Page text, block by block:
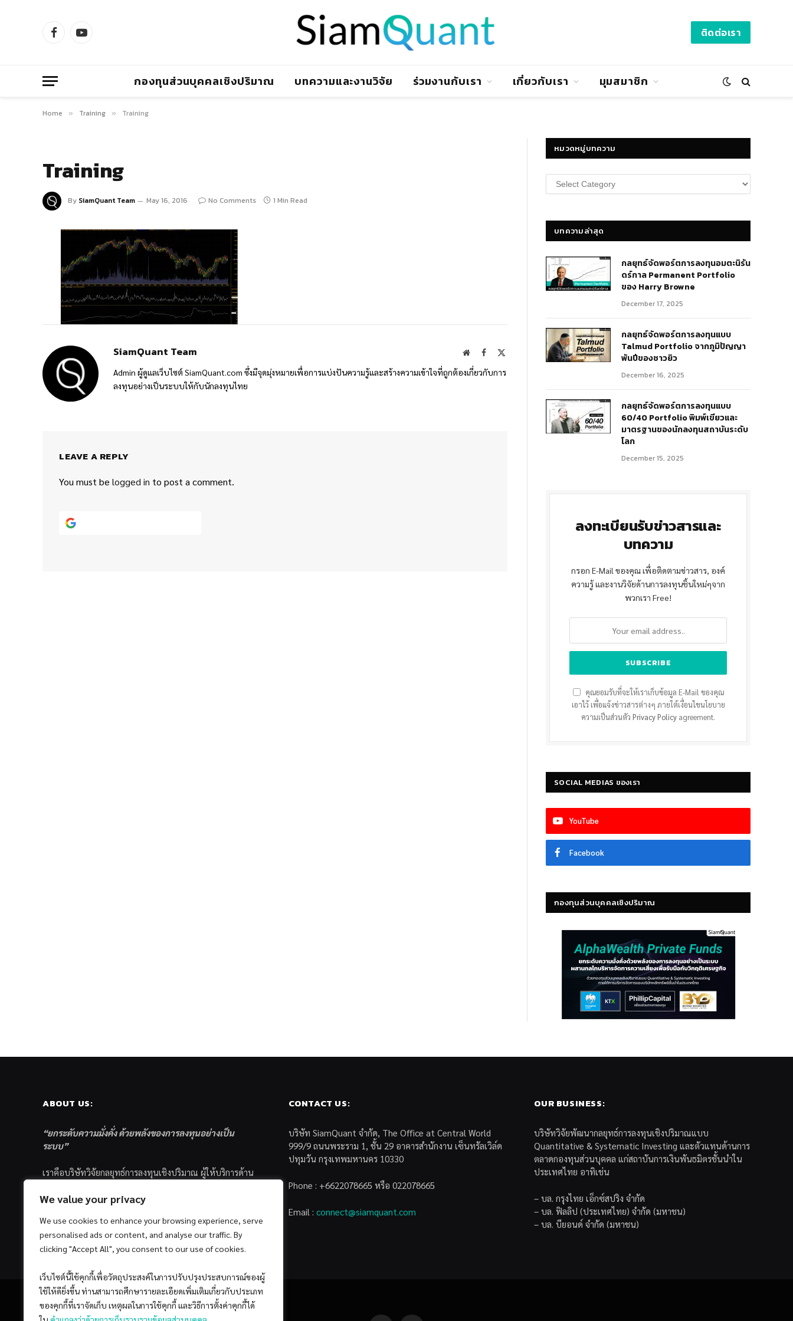
We value your privacy
We use cookies to enhance your browsing experience, serve
personalised ads or content, and analyse our traffic. By
clicking "Accept All", you consent to our use of cookies.
เว็บไซต์นี้ใช้คุกกี้เพื่อวัตถุประสงค์ในการปรับปรุงประสบการณ์ของผู้
ใช้ให้ดียิ่งขึ้น ท่านสามารถศึกษารายละเอียดเพิ่มเติมเกี่ยวกับประเภท
ของคุกกี้ที่เราจัดเก็บ เหตุผลในการใช้คุกกี้ และวิธีการตั้งค่าคุกกี้ได้
FacebookYouTube ติดต่อเรา
กองทุนส่วนบุคคลเชิงปริมาณ บทความและงานวิจัย ร่วมงานกับเรา เกี่ยวกับเรา มุมสมาชิก
Home » Training » Training
Training
By SiamQuant Team May 16, 2016 No Comments 1 Min Read
SiamQuant Team WebsiteFacebook
Admin ผู้ดูแลเว็บไซต์ SiamQuant.com ซึ่งมีจุดมุ่งหมายเพื่อการแบ่งปันความรู้และสร้างความเข้าใจที่ถูกต้องเกี่ยวกับการ
ลงทุนอย่างเป็นระบบให้กับนักลงทุนไทย
LEAVE A REPLY
You must be logged in to post a comment.
หมวดหมู่บทความ
หมวด
หมู่
บทความล่าสุด
กลยุทธ์​จัดพอร์ตการลงทุนอมตะนิรัน
ดร์กาล Permanent Portfolio
ของ Harry Browne
December 17, 2025
กลยุทธ์จัดพอร์ตการลงทุนแบบ
Talmud Portfolio จากภูมิปัญญา
พันปีของชาวยิว
December 16, 2025
กลยุทธ์จัดพอร์ตการลงทุนแบบ
60/40 Portfolio พิมพ์เขียวและ
มาตรฐานของนักลงทุนสถาบันระดับ
โลก
December 15, 2025
ลงทะเบียนรับข่าวสารและ
บทความ
กรอก E-Mail ของคุณ เพื่อติดตามข่าวสาร, องค์
ความรู้ และงานวิจัยด้านการลงทุนชิ้นใหม่ๆจาก
พวกเรา Free!
คุณยอมรับที่จะให้เราเก็บข้อมูล E-Mail ของคุณ
เอาไว้ เพื่อแจ้งข่าวสารต่างๆ ภายใต้เงื่อนไขนโยบาย
ความเป็นส่วนตัว Privacy Policy agreement.
SOCIAL MEDIAS ของเรา
YouTube
Facebook
กองทุนส่วนบุคคลเชิงปริมาณ
ABOUT US:
“ยกระดับความมั่งคั่ง ด้วยพลังของการลงทุนอย่างเป็น
ระบบ”
เราคือบริษัทวิจัยกลยุทธ์การลงทุนเชิงปริมาณ ผู้ให้บริการด้าน
ส่วนบุคคล ซึ่งมีเป้าหมายที่จะช่วยเหลือให้นักลงทุนไทย
ด้วยแนวคิดและกระบวนการลงทุนอย่างเป็นระบบแบบ
Quantitative & Systematic Investing
CONTACT US:
บริษัท SiamQuant จำกัด, The Office at Central World
999/9 ถนนพระราม 1, ชั้น 29 อาคารสำนักงาน เซ็นทรัลเวิล์ด
ปทุมวัน กรุงเทพมหานคร 10330
Phone : +6622078665 หรือ 022078665
Email : connect@siamquant.com
OUR BUSINESS:
บริษัทวิจัยพัฒนากลยุทธ์การลงทุนเชิงปริมาณแบบ
Quantitative & Systematic Investing และตัวแทนด้านการ
ตลาดกองทุนส่วนบุคคล แก่สถาบันการเงินพันธมิตรชั้นนำใน
ประเทศไทย อาทิเช่น
– บล. กรุงไทย เอ็กซ์สปริง จำกัด
– บล. ฟิลลิป (ประเทศไทย) จำกัด (มหาชน)
– บล. บียอนด์ จำกัด (มหาชน)